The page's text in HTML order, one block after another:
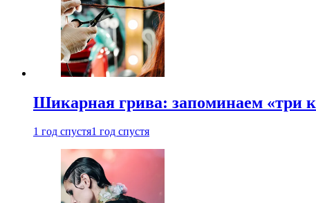
Шикарная грива: запоминаем
1 год спустя1 год спустя